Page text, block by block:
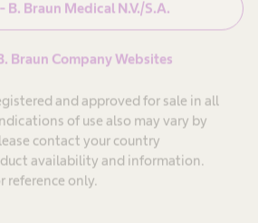
B. Braun Medical N.V./S.A.
Braun Company Websites
and approved for sale in all
of use also may vary by
contact your country
availability and information.
reference only.
Cables bipolaires et
Le câble approprié pour votre
appareil de coagulation